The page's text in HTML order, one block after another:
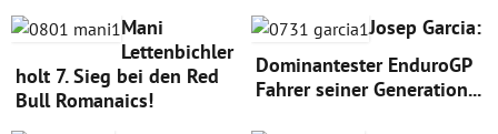
Mani
Lettenbichler
holt 7. Sieg bei den Red
Bull Romanaics!
Josep Garcia:
Dominantester EnduroGP
Fahrer seiner Generation...